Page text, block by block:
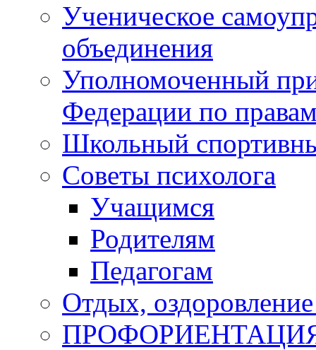
Ученическое
объединения
Уполномоченный
Федерации по
Школьный
Советы психолога
Учащимся
Родителям
Педагогам
Отдых, оздоровление